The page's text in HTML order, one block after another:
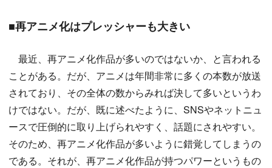
■再アニメ化はプレッシャーも大きい
最近、再アニメ化作品が多いのではないか、と言われる
ことがある。だが、アニメは年間非常に多くの本数が放送
されており、その全体の数からみれば決して多いというわ
けではない。だが、既に述べたように、SNSやネットニュ
ースで圧倒的に取り上げられやすく、話題にされやすい。
そのため、再アニメ化作品が多いように錯覚してしまうの
である。それが、再アニメ化作品が持つパワーというもの